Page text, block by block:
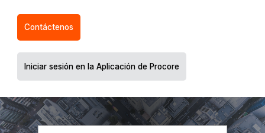
Contáctenos
Iniciar sesión en la Aplicación de Procore